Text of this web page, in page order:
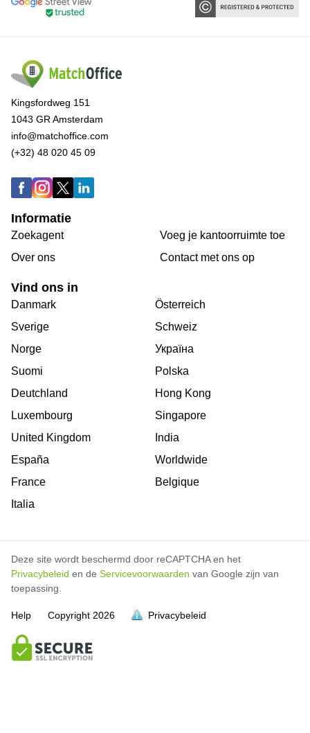
Kingsfordweg 151
1043 GR Amsterdam
info@matchoffice.com
(+32) 48 020 45 09
Informatie
Zoekagent
Over ons
Voeg je kantoorruimte toe
Сontact met ons op
Vind ons in
Danmark
Sverige
Norge
Suomi
Deutchland
Luxembourg
United Kingdom
España
France
Italia
Österreich
Schweiz
Україна
Polska
Hong Kong
Singapore
India
Worldwide
Belgique
Deze site wordt beschermd door reCAPTCHA en het
Privacybeleid en de Servicevoorwaarden van Google zijn van
toepassing.
Help Copyright 2026 Privacybeleid